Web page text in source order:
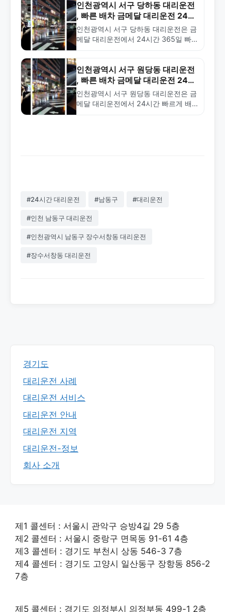
인천광역시 서구 당하동 대리운전
, 빠른 배차 금메달 대리운전 24시
간 전화 상담
인천광역시 서구 당하동 대리운전은 금
메달 대리운전에서 24시간 365일 빠
체입니다. 1577-4774로 상담하세요.
인천광역시 서구 원당동 대리운전
, 빠른 배차 금메달 대리운전 24시
간 전화 상담
인천광역시 서구 원당동 대리운전은 금
메달 대리운전에서 24시간 빠르게 배
#24시간 대리운전 #남동구 #대리운전
#인천 남동구 대리운전
#인천광역시 남동구 장수서창동 대리운전
#장수서창동 대리운전
경기도
대리운전 사례
대리운전 서비스
대리운전 안내
대리운전 지역
대리운전-정보
회사 소개
제1 콜센터 : 서울시 관악구 승방4길 29 5층
제2 콜센터 : 서울시 중랑구 면목동 91-61 4층
제3 콜센터 : 경기도 부천시 상동 546-3 7층
제4 콜센터 : 경기도 고양시 일산동구 장항동 856-2
7층
제5 콜센터 : 경기도 의정부시 의정부동 499-1 2층